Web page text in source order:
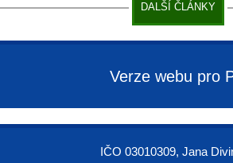
DALŠÍ ČLÁNKY
Verze webu pro
IČO 03010309, Jana